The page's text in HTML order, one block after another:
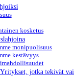
kosketus
monipuolisuus
kestävyys
jotka tekivät